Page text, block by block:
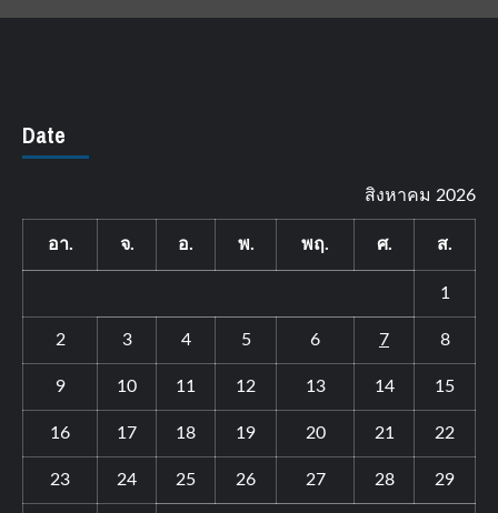
Date
สิงหาคม 2026
อา. จ. อ. พ. พฤ. ศ. ส.
1
2 3 4 5 6 7 8
9 10 11 12 13 14 15
16 17 18 19 20 21 22
23 24 25 26 27 28 29